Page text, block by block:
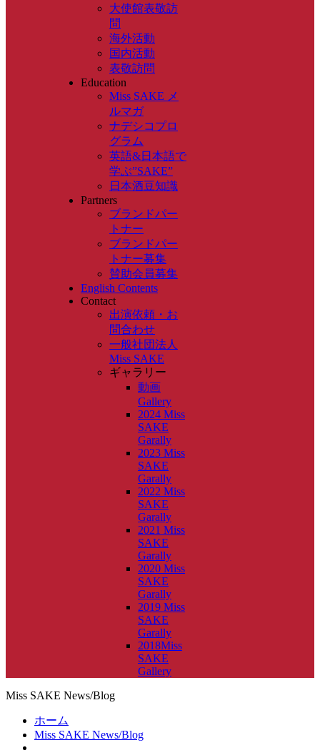
大使館表敬訪
問
海外活動
国内活動
表敬訪問
Education
Miss SAKE メ
ルマガ
ナデシコプロ
グラム
英語&日本語で
学ぶ”SAKE”
日本酒豆知識
Partners
ブランドパー
トナー
ブランドパー
トナー募集
賛助会員募集
English Contents
Contact
出演依頼・お
問合わせ
一般社団法人
Miss SAKE
ギャラリー
動画
Gallery
2024 Miss
SAKE
Garally
2023 Miss
SAKE
Garally
2022 Miss
SAKE
Garally
2021 Miss
SAKE
Garally
2020 Miss
SAKE
Garally
2019 Miss
SAKE
Garally
2018Miss
SAKE
Gallery
Miss SAKE News/Blog
ホーム
Miss SAKE News/Blog